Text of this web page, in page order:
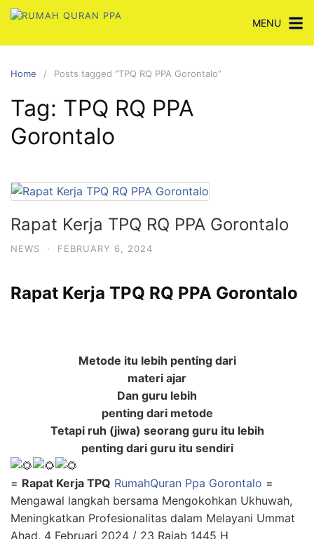
Skip
content
MENU
Home Posts tagged “TPQ RQ PPA Gorontalo”
Tag: TPQ RQ PPA
Gorontalo
Rapat Kerja TPQ RQ PPA Gorontalo
NEWS · FEBRUARY 6, 2024
Rapat Kerja TPQ RQ PPA Gorontalo
Metode itu lebih penting dari
materi ajar
Dan guru lebih
penting dari metode
Tetapi ruh (jiwa) seorang guru itu lebih
penting dari guru itu sendiri
= Rapat Kerja TPQ RumahQuran Ppa Gorontalo =
Mengawal langkah bersama Mengokohkan Ukhuwah,
Meningkatkan Profesionalitas dalam Melayani Ummat
Ahad, 4 Februari 2024 / 23 Rajab 1445 H